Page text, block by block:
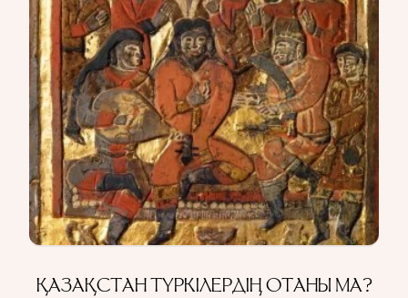
ҚАЗАҚСТАН ТҮРКІЛЕРДІҢ ОТАНЫ МА?